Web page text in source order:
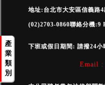
產
業
類
別
地址:台北市大安區信義路
(02)2703-0860聯絡分機:9
下班或假日期間: 請撥24小
Email :